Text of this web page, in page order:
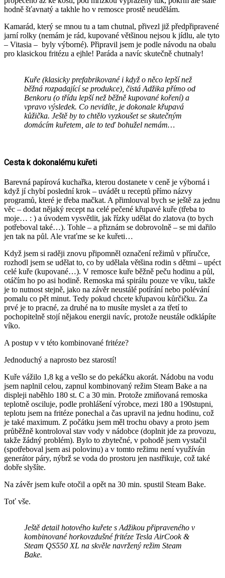
hodně šťavnatý a takhle ho v remosce prostě neudělám.
Kamarád, který se mnou tu a tam chutnal, přivezl již předpřipravené
jarní rolky (nemám je rád, kupované většinou nejsou k jídlu, ale tyto
– Vitasia – byly výborné). Připravil jsem je podle návodu na obalu
pro klasickou fritézu a ejhle! Paráda a navíc skutečně chutnaly!
Kuře (klasicky prefabrikované i když o něco lepší než
běžná rozpadající se produkce), čistá Adžika přímo od
Benkoru (o třídu lepší než běžně kupované koření) a
vpravo výsledek. Co nevidíte, je dokonale křupavá
kůžička. Ještě by to chtělo vyzkoušet se skutečným
domácím kuřetem, ale to teď bohužel nemám…
Cesta k dokonalému kuřeti
Barevná papírová kuchařka, kterou dostanete v ceně je výborná i
když jí chybí poslední krok – uvádět u receptů přímo názvy
programů, které je třeba mačkat. A přimlouval bych se ještě za jednu
věc – dodat nějaký recept na celé pečené křupavé kuře (třeba to
moje… : ) a úvodem vysvětlit, jak řízky udělat do zlatova (to bych
potřeboval také…). Tohle – a přiznám se dobrovolně – se mi dařilo
jen tak na půl. Ale vraťme se ke kuřeti…
Když jsem si raději znovu připomněl označení režimů v příručce,
rozhodl jsem se udělat to, co by udělala většina rodin s dětmi – upéct
celé kuře (kupované…). V remosce kuře běžně peču hodinu a půl,
otáčím ho po asi hodině. Remoska má spirálu pouze ve víku, takže
je to nutnost stejně, jako na závěr neustálé potírání nebo polévání
pomalu co pět minut. Tedy pokud chcete křupavou kůrčičku. Za
prvé je to pracné, za druhé na to musíte myslet a za třetí to
pochopitelně stojí nějakou energii navíc, protože neustále odklápíte
víko.
A postup v v této kombinované fritéze?
Jednoduchý a naprosto bez starostí!
Kuře vážilo 1,8 kg a vešlo se do pekáčku akorát. Nádobu na vodu
jsem naplnil celou, zapnul kombinovaný režim Steam Bake a na
displeji naběhlo 180 st. C a 30 min. Protože zmiňovaná remoska
teplotně osciluje, podle prohlášení výrobce, mezi 180 a 190stupni,
teplotu jsem na fritéze ponechal a čas upravil na jednu hodinu, což
je také maximum. Z počátku jsem měl trochu obavy a proto jsem
průběžně kontroloval stav vody v nádobce (doplnit jde za provozu,
takže žádný problém). Bylo to zbytečné, v pohodě jsem vystačil
(spotřeboval jsem asi polovinu) a v tomto režimu není využíván
generátor páry, nýbrž se voda do prostoru jen nastřikuje, což také
dobře slyšíte.
Na závěr jsem kuře otočil a opět na 30 min. spustil Steam Bake.
Toť vše.
Ještě detail hotového kuřete s Adžikou připraveného v
kombinované horkovzdušné fritéze Tesla AirCook &
Steam QS550 XL na skvěle navržený režim Steam
Bake.